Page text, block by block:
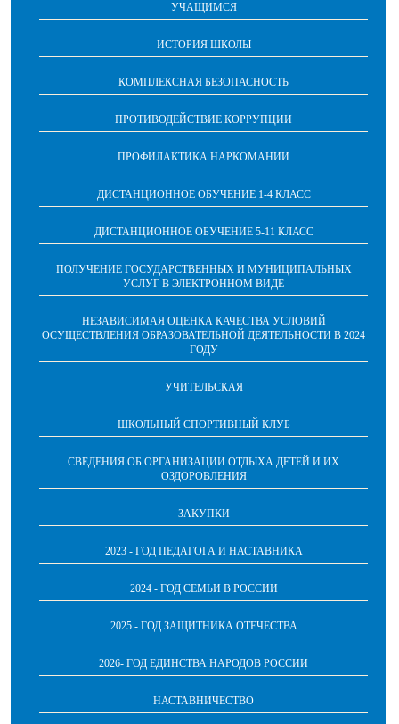
УЧАЩИМСЯ
ИСТОРИЯ ШКОЛЫ
КОМПЛЕКСНАЯ БЕЗОПАСНОСТЬ
ПРОТИВОДЕЙСТВИЕ КОРРУПЦИИ
ПРОФИЛАКТИКА НАРКОМАНИИ
ДИСТАНЦИОННОЕ ОБУЧЕНИЕ 1-4 КЛАСС
ДИСТАНЦИОННОЕ ОБУЧЕНИЕ 5-11 КЛАСС
ПОЛУЧЕНИЕ ГОСУДАРСТВЕННЫХ И МУНИЦИПАЛЬНЫХ
УСЛУГ В ЭЛЕКТРОННОМ ВИДЕ
НЕЗАВИСИМАЯ ОЦЕНКА КАЧЕСТВА УСЛОВИЙ
ОСУЩЕСТВЛЕНИЯ ОБРАЗОВАТЕЛЬНОЙ ДЕЯТЕЛЬНОСТИ В 2024
ГОДУ
УЧИТЕЛЬСКАЯ
ШКОЛЬНЫЙ СПОРТИВНЫЙ КЛУБ
СВЕДЕНИЯ ОБ ОРГАНИЗАЦИИ ОТДЫХА ДЕТЕЙ И ИХ
ОЗДОРОВЛЕНИЯ
ЗАКУПКИ
2023 - ГОД ПЕДАГОГА И НАСТАВНИКА
2024 - ГОД СЕМЬИ В РОССИИ
2025 - ГОД ЗАЩИТНИКА ОТЕЧЕСТВА
2026- ГОД ЕДИНСТВА НАРОДОВ РОССИИ
НАСТАВНИЧЕСТВО